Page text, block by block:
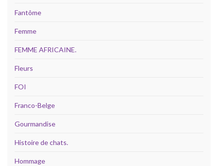
Fantôme
Femme
FEMME AFRICAINE.
Fleurs
FOI
Franco-Belge
Gourmandise
Histoire de chats.
Hommage